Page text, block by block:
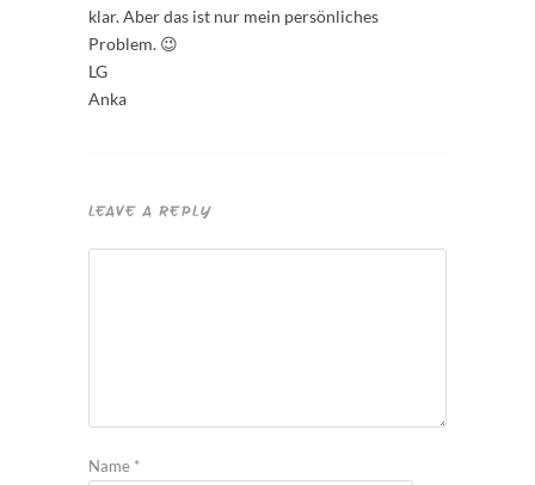
klar. Aber das ist nur mein persönliches
Problem. 😉
LG
Anka
LEAVE A REPLY
Name *